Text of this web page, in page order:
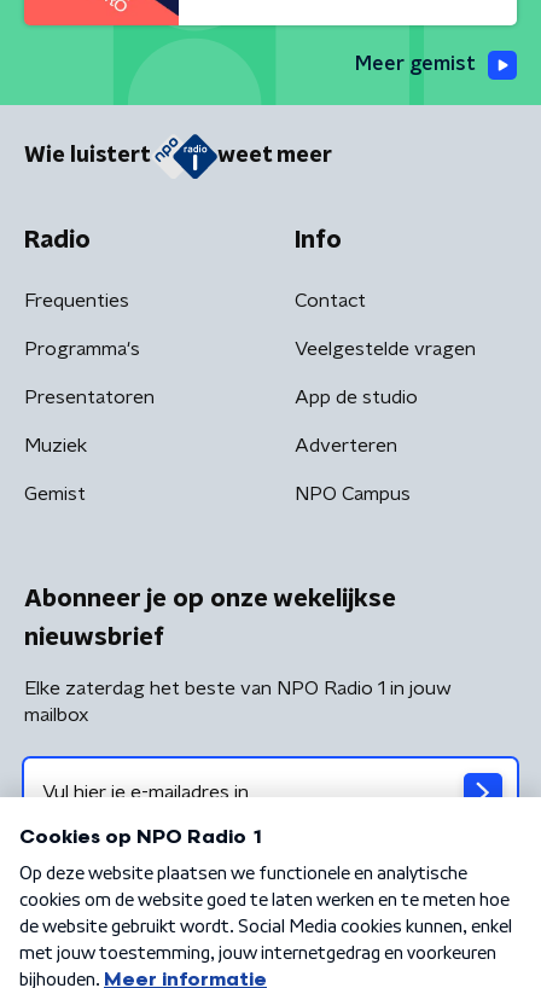
Meer gemist
Wie luistert weet meer
Radio
Frequenties
Programma's
Presentatoren
Muziek
Gemist
Info
Contact
Veelgestelde vragen
App de studio
Adverteren
NPO Campus
Abonneer je op onze wekelijkse
nieuwsbrief
Elke zaterdag het beste van NPO Radio 1 in jouw
mailbox
Algemene voorwaarden